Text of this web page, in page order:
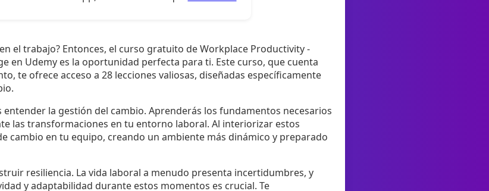
el trabajo? Entonces, el curso gratuito de Workplace Productivity -
en Udemy es la oportunidad perfecta para ti. Este curso, que cuenta
te ofrece acceso a 28 lecciones valiosas, diseñadas específicamente
entender la gestión del cambio. Aprenderás los fundamentos necesarios
las transformaciones en tu entorno laboral. Al interiorizar estos
cambio en tu equipo, creando un ambiente más dinámico y preparado
resiliencia. La vida laboral a menudo presenta incertidumbres, y
y adaptabilidad durante estos momentos es crucial. Te